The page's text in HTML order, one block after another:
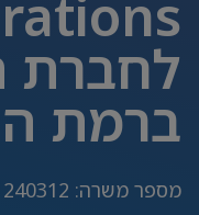
לחברת
ברמת
מספר משרה:
240312